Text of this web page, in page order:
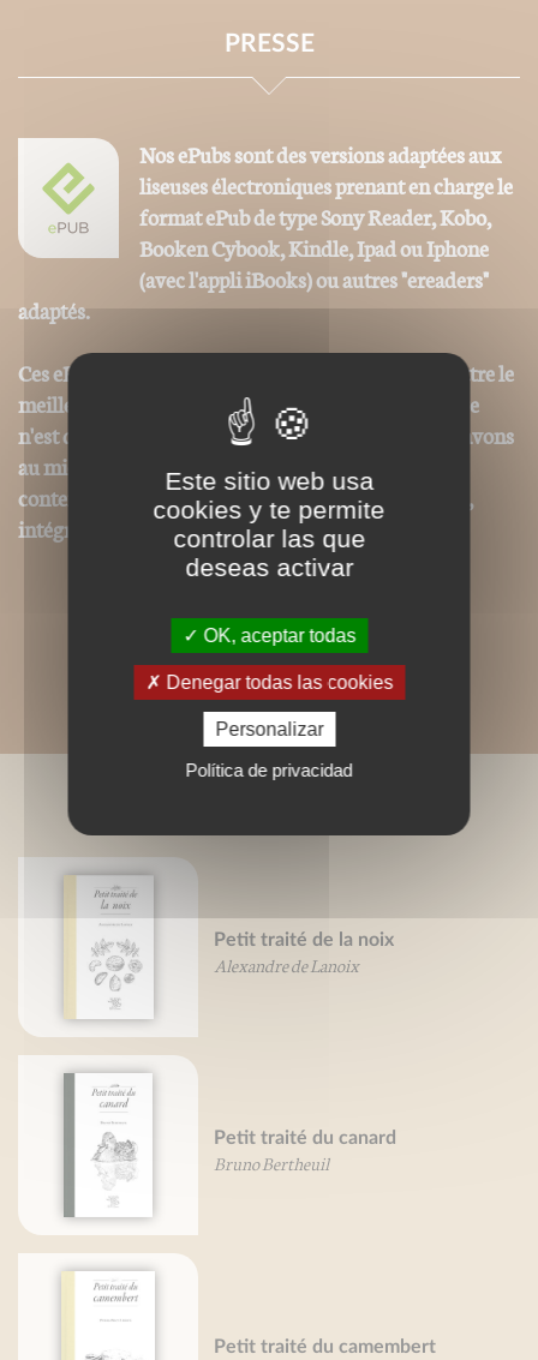
PRESSE
Nos ePubs sont des versions adaptées aux
liseuses électroniques prenant en charge le
format ePub de type Sony Reader, Kobo,
Booken Cybook, Kindle, Ipad ou Iphone
(avec l'appli iBooks) ou autres "ereaders"
adaptés.
Ces ePubs sont alors revus et optimisés pour permettre le
meilleur confort de lecture, toutefois la mise en page
n'est donc pas strictement identique même si nous avons
au mieux respecté la charte graphique initiale. Les
contenus textes et iconographiques sont, par contre,
intégralement reproduits dans ce format.
Petit traité de la noix
Alexandre de Lanoix
Petit traité du canard
Bruno Bertheuil
Petit traité du camembert
Este sitio web usa
cookies y te permite
controlar las que
deseas activar
OK, aceptar todas
Denegar todas las cookies
Personalizar
Política de privacidad